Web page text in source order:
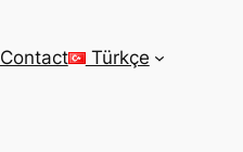
Contact Türkçe